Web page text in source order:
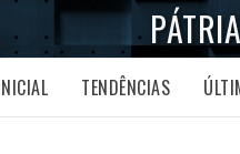
TENDÊNCIAS